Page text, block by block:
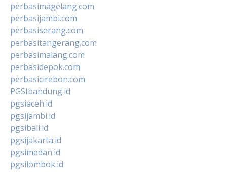
perbasimagelang.com
perbasijambi.com
perbasiserang.com
perbasitangerang.com
perbasimalang.com
perbasidepok.com
perbasicirebon.com
PGSIbandung.id
pgsiaceh.id
pgsijambi.id
pgsibali.id
pgsijakarta.id
pgsimedan.id
pgsilombok.id